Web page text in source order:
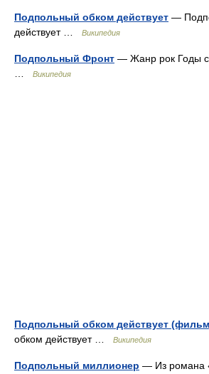
Подпольный обком действует —
действует …
Википедия
Подпольный Фронт — Жанр рок Годы c
Википедия
Подпольный обком действует
обком действует …
Википедия
Подпольный миллионер — Из романа